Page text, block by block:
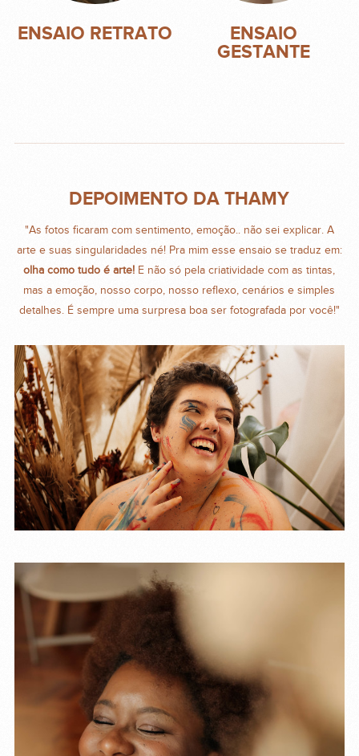
ENSAIO RETRATO
ENSAIO
GESTANTE
DEPOIMENTO DA THAMY
"As fotos ficaram com sentimento, emoção.. não sei explicar. A
arte e suas singularidades né! Pra mim esse ensaio se traduz em:
olha como tudo é arte! E não só pela criatividade com as tintas,
mas a emoção, nosso corpo, nosso reflexo, cenários e simples
detalhes. É sempre uma surpresa boa ser fotografada por você!"